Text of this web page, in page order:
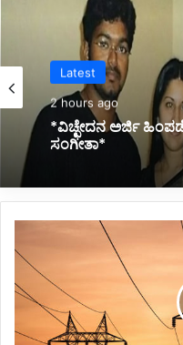
Latest
2 hours ago
*ವಿಚ್ಛೇದನ ಅರ್ಜಿ
ಸಂಗೀತಾ*
4
ರಂದು
ಬೆಳಗಾವಿಯಲ್ಲಿ
ವಿದ್ಯುತ್